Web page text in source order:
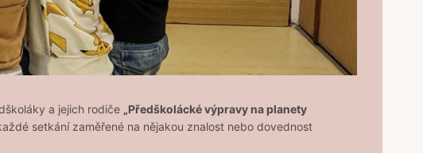
a jejich rodiče „Předškolácké výpravy na planety
setkání zaměřené na nějakou znalost nebo dovednost